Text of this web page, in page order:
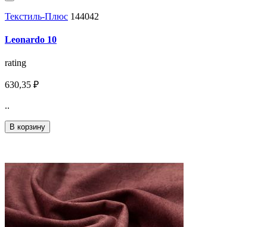
Текстиль-Плюс 144042
Leonardo 10
rating
630,35 ₽
..
В корзину